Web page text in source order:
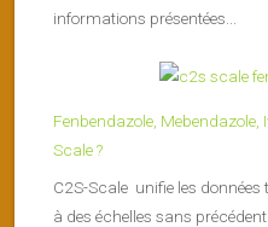
informations présentées...
Fenbendazole,
Scale ?
C2S-Scale unifie les
à des échelles sans